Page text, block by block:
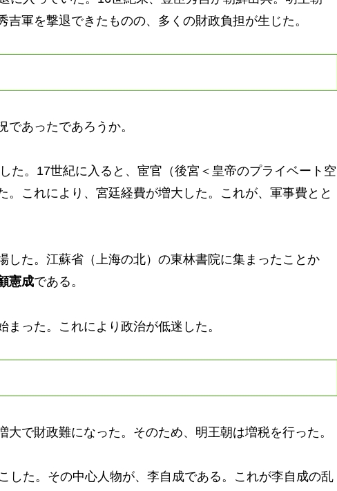
軍を撃退できたものの、多くの財政負担が生じた。
あったであろうか。
た。17世紀に入ると、宦官（後宮＜皇帝のプライベート空
。これにより、宮廷経費が増大した。これが、軍事費とと
た。江蘇省（上海の北）の東林書院に集まったことか
憲成である。
った。これにより政治が低迷した。
で財政難になった。そのため、明王朝は増税を行った。
た。その中心人物が、李自成である。これが李自成の乱